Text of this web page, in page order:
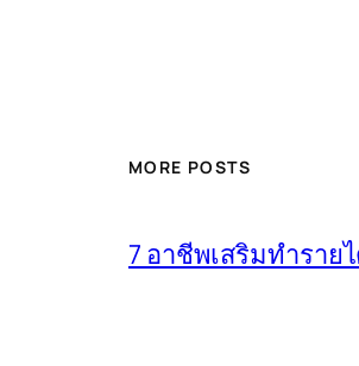
MORE POSTS
7 อาชีพเสริมทำราย